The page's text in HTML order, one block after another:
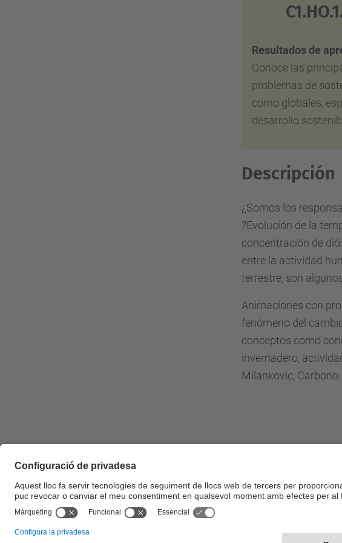
Resultados de
Conoce las
problemas de
como globales,
desarrollo
Descripción
¿Somos los
?Evolución de la
concentración de
entre la actividad
terrestre, son
Animaciones con
fenómeno del
conceptos como
invernadero,
Milankovic, Carbono